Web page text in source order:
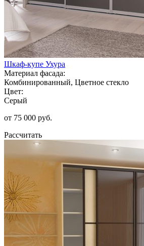
Шкаф-купе Ухура
Материал фасада:
Комбинированный, Цветное стекло
Цвет:
Серый
от 75 000 руб.
Рассчитать